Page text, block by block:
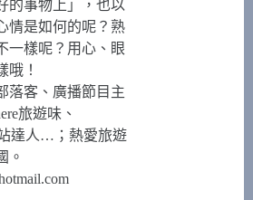
的事物上」，也以
情是如何的呢？熟
一樣呢？用心、眼
哦！
落客、廣播節目主
旅遊味、
達人…；熱愛旅遊
。